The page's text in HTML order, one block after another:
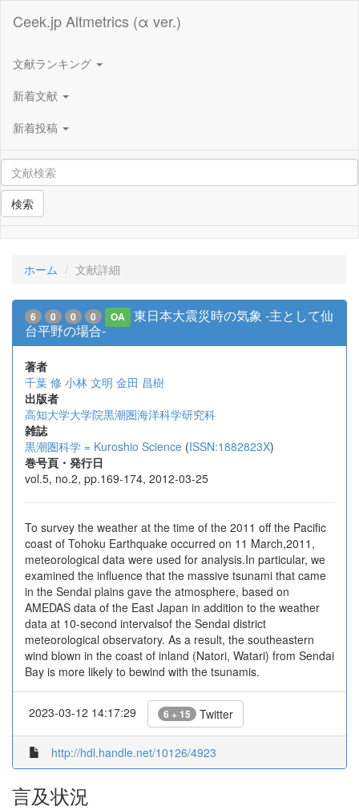
Ceek.jp Altmetrics (α ver.)
文献ランキング
新着文献
新着投稿
検索
ホーム 文献詳細
6 0 0 0 OA
東日本大震災時の気象 -主として仙
台平野の場合-
著者
千葉 修 小林 文明 金田 昌樹
出版者
高知大学大学院黒潮圏海洋科学研究科
雑誌
黒潮圏科学 = Kuroshio Science (ISSN:1882823X)
巻号頁・発行日
vol.5, no.2, pp.169-174, 2012-03-25
To survey the weather at the time of the 2011 off the Pacific
coast of Tohoku Earthquake occurred on 11 March,2011,
meteorological data were used for analysis.In particular, we
examined the influence that the massive tsunami that came
in the Sendai plains gave the atmosphere, based on
AMEDAS data of the East Japan in addition to the weather
data at 10-second intervalsof the Sendai district
meteorological observatory. As a result, the southeastern
wind blown in the coast of inland (Natori, Watari) from Sendai
Bay is more likely to bewind with the tsunamis.
2023-03-12 14:17:29 6 + 15 Twitter
http://hdl.handle.net/10126/4923
言及状況